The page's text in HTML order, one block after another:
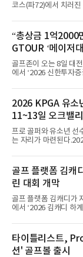
코스(파72)에서 치러
드 합계 8언더파 136
프 챔피언스투어 시즌
상금은 2천400만원이
스투어 통산 7승 고지
를 친 장익제와 최호성
고, 4언더파 140타의
“총상금 1억2000
GTOUR ‘메이저
골프존이 오는 8일 대
에서 ‘2026 신한투자
대회는 총상금 1억 2천
는 상금 2천 5백만원과
점을 지급하고 3년간의
한다. KPGA 투어프로
게는 오는 9월 17일부
티 선산에서 열리는
을 부여한다.대회는 골
다. 시드권자와 예선통
오프라인 예선전을 통해
2026 KPGA 유소
11~13일 오크밸리
프로 골퍼와 유소년 선
는 자리가 마련된다
리CC에서 열린다. 유
위해 2024년 시작돼 올
사다.참가 규모는 프로
시즌 상반기 우승자인
상엽 등이 이름을 올렸
다. 프로 1명과 유소년
코스 플레이와 쇼트 게
어 설렌다"고 밝혔다.이
부와 국민체육진흥공단
골프 플랫폼 김캐
린 대회 개막
골프 플랫폼 김캐디가
에서 ‘2026 김캐디 하
캐디 앱 이용자라면 무
디 앱에서 대회 참가 신
매장을 확인하고 예약
에서 총 3개의 지정 코
타이틀리스트,
션' 골프볼 출시